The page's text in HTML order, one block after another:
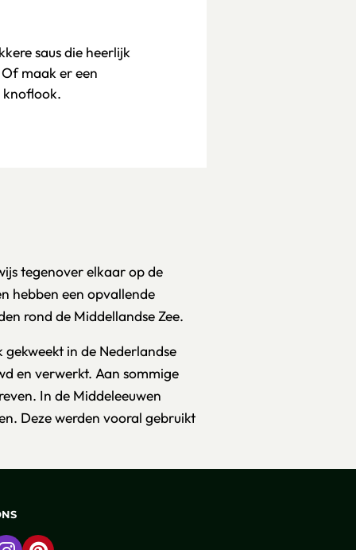
saus die heerlijk
maak er een
knoflook.
tegenover elkaar op de
hebben een opvallende
rond de Middellandse Zee.
in de Nederlandse
en verwerkt. Aan sommige
In de Middeleeuwen
Deze werden vooral gebruikt